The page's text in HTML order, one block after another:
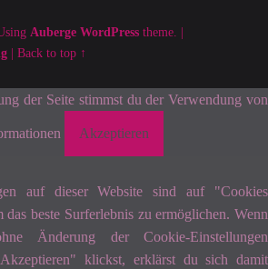
Auberge WordPresstheme. |
| Back to top ↑
der Seite stimmst du der Verwendung von
Akzeptieren
auf dieser Website sind auf "Cookies
das beste Surferlebnis zu ermöglichen. Wenn
Änderung der Cookie-Einstellungen
klickst, erklärst du sich damit